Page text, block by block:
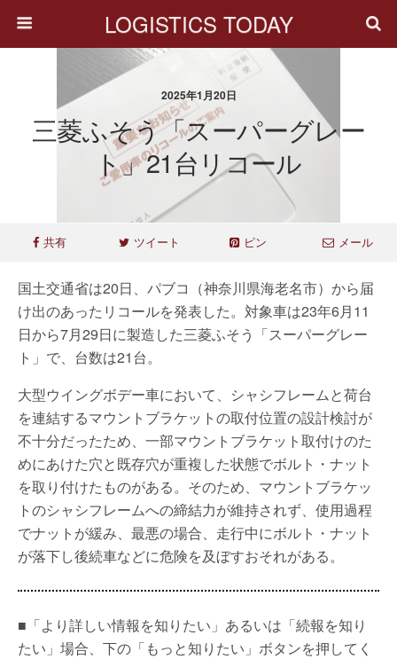
LOGISTICS TODAY
2025年1月20日
三菱ふそう「スーパーグレー
ト」21台リコール
共有 ツイート ピン メール
国土交通省は20日、パブコ（神奈川県海老名市）から届
け出のあったリコールを発表した。対象車は23年6月11
日から7月29日に製造した三菱ふそう「スーパーグレー
ト」で、台数は21台。
大型ウイングボデー車において、シャシフレームと荷台
を連結するマウントブラケットの取付位置の設計検討が
不十分だったため、一部マウントブラケット取付けのた
めにあけた穴と既存穴が重複した状態でボルト・ナット
を取り付けたものがある。そのため、マウントブラケッ
トのシャシフレームへの締結力が維持されず、使用過程
でナットが緩み、最悪の場合、走行中にボルト・ナット
が落下し後続車などに危険を及ぼすおそれがある。
■「より詳しい情報を知りたい」あるいは「続報を知り
たい」場合、下の「もっと知りたい」ボタンを押してく